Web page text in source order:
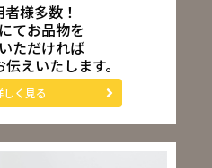
様多数！
てお品物を
ただければ
えいたします。
しく見る